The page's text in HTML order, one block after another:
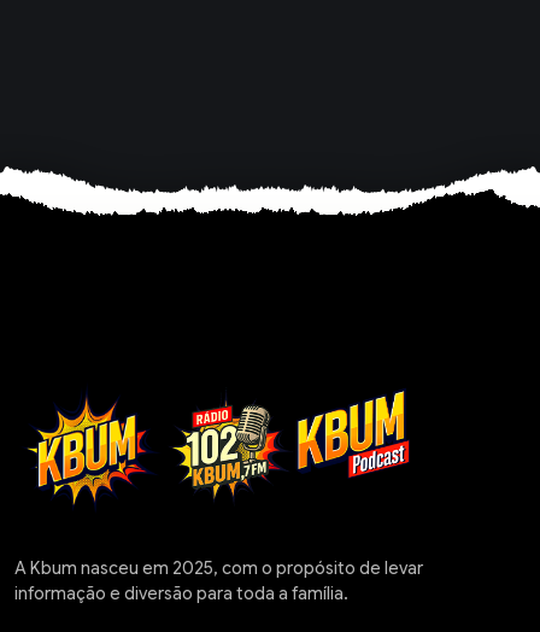
A Kbum nasceu em 2025, com o propósito de levar
informação e diversão para toda a família.